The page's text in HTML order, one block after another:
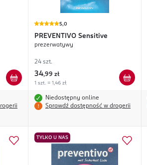
5,0
PREVENTIVO Sensitive
prezerwatywy
24 szt.
34,99 zł
1 szt. = 1,46 zł
Niedostępny online
Sprawdź dostępność w drogerii
TYLKO U NAS